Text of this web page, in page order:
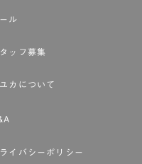
ル
ッフ募集
カについて
イバシーポリシー